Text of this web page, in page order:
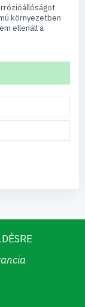
környezetben
ellenáll a